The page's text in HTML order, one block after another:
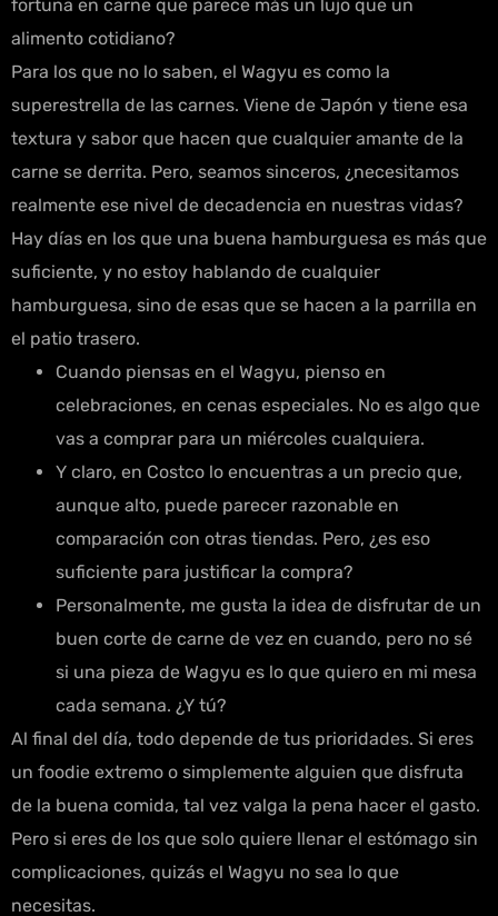
fortuna en carne que parece más un lujo que un
alimento cotidiano?
Para los que no lo saben, el Wagyu es como la
superestrella de las carnes. Viene de Japón y tiene esa
textura y sabor que hacen que cualquier amante de la
carne se derrita. Pero, seamos sinceros, ¿necesitamos
realmente ese nivel de decadencia en nuestras vidas?
Hay días en los que una buena hamburguesa es más que
suficiente, y no estoy hablando de cualquier
hamburguesa, sino de esas que se hacen a la parrilla en
el patio trasero.
Cuando piensas en el Wagyu, pienso en
celebraciones, en cenas especiales. No es algo que
vas a comprar para un miércoles cualquiera.
Y claro, en Costco lo encuentras a un precio que,
aunque alto, puede parecer razonable en
comparación con otras tiendas. Pero, ¿es eso
suficiente para justificar la compra?
Personalmente, me gusta la idea de disfrutar de un
buen corte de carne de vez en cuando, pero no sé
si una pieza de Wagyu es lo que quiero en mi mesa
cada semana. ¿Y tú?
Al final del día, todo depende de tus prioridades. Si eres
un foodie extremo o simplemente alguien que disfruta
de la buena comida, tal vez valga la pena hacer el gasto.
Pero si eres de los que solo quiere llenar el estómago sin
complicaciones, quizás el Wagyu no sea lo que
necesitas.